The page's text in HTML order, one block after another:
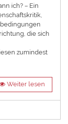
ich? – Ein
die sich
zumindest
Weiter lesen